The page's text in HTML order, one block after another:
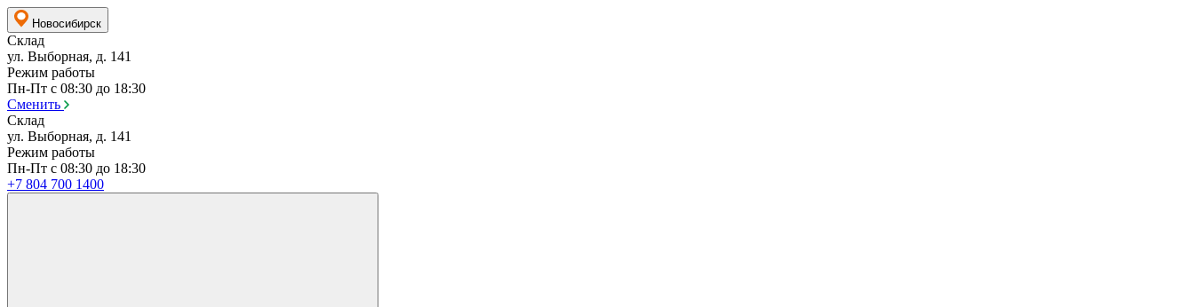
Новосибирск
Склад
ул. Выборная, д. 141
Режим работы
Пн-Пт с 08:30 до 18:30
Сменить
Склад
ул. Выборная, д. 141
Режим работы
Пн-Пт с 08:30 до 18:30
+7 804 700 1400